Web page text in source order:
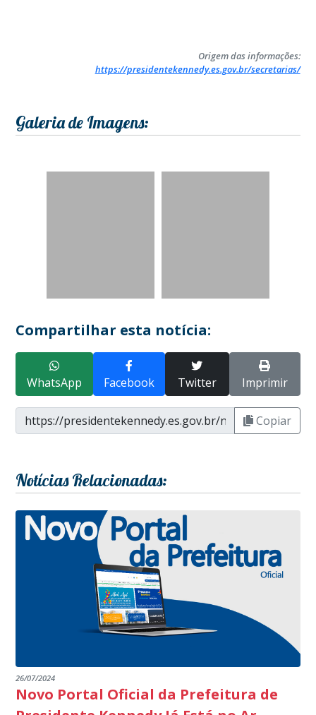
Origem das informações:
https://presidentekennedy.es.gov.br/secretarias/
Galeria de Imagens:
Compartilhar esta notícia:
WhatsApp Facebook Twitter Imprimir
Copiar
Notícias Relacionadas:
26/07/2024
Novo Portal Oficial da Prefeitura de